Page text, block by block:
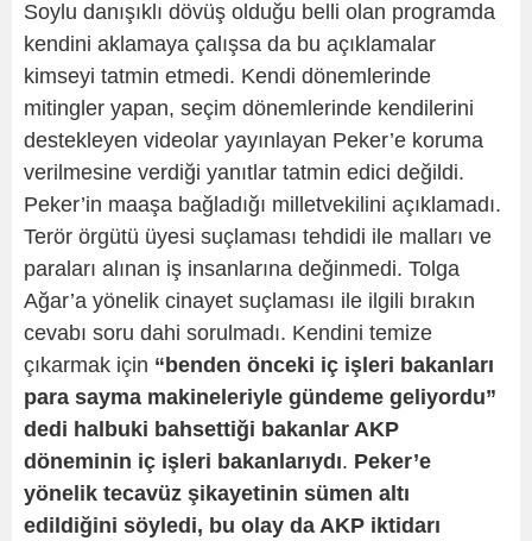
Soylu danışıklı dövüş olduğu belli olan programda
kendini aklamaya çalışsa da bu açıklamalar
kimseyi tatmin etmedi. Kendi dönemlerinde
mitingler yapan, seçim dönemlerinde kendilerini
destekleyen videolar yayınlayan Peker’e koruma
verilmesine verdiği yanıtlar tatmin edici değildi.
Peker’in maaşa bağladığı milletvekilini açıklamadı.
Terör örgütü üyesi suçlaması tehdidi ile malları ve
paraları alınan iş insanlarına değinmedi. Tolga
Ağar’a yönelik cinayet suçlaması ile ilgili bırakın
cevabı soru dahi sorulmadı. Kendini temize
çıkarmak için “benden önceki iç işleri bakanları
para sayma makineleriyle gündeme geliyordu”
dedi halbuki bahsettiği bakanlar AKP
döneminin iç işleri bakanlarıydı. Peker’e
yönelik tecavüz şikayetinin sümen altı
edildiğini söyledi, bu olay da AKP iktidarı